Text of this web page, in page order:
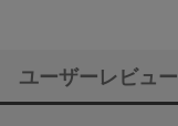
ユーザーレビュー